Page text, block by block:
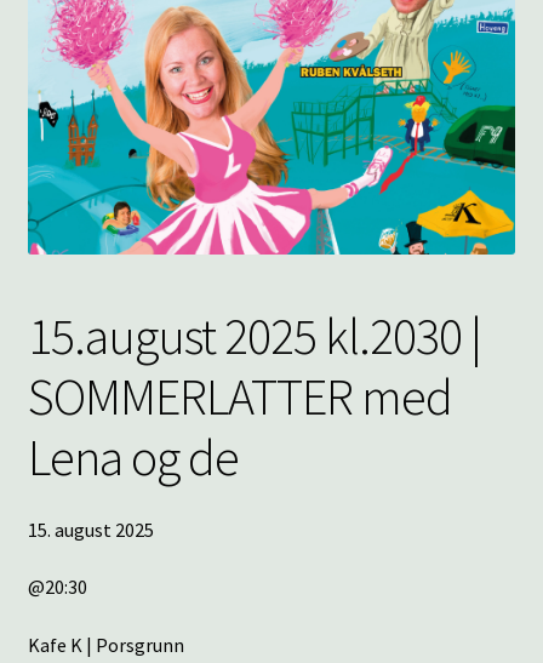
KONTAKT
SPØRSMÅL OG SVAR
HANDLEKURV
Min konto
15.august 2025 kl.2030 |
SOMMERLATTER med
Lena og de
15. august 2025
@20:30
Kafe K | Porsgrunn